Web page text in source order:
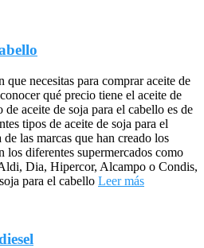
necesitas para comprar aceite de
qué precio tiene el aceite de
aceite de soja para el cabello es de
tipos de aceite de soja para el
las marcas que han creado los
los diferentes supermercados como
Dia, Hipercor, Alcampo o Condis,
para el cabello Leer más